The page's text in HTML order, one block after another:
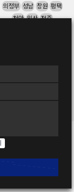
의정부 성남 창원 평택
천안 일산 전주